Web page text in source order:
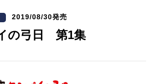
2019/08/30発売
の弓日 第1集